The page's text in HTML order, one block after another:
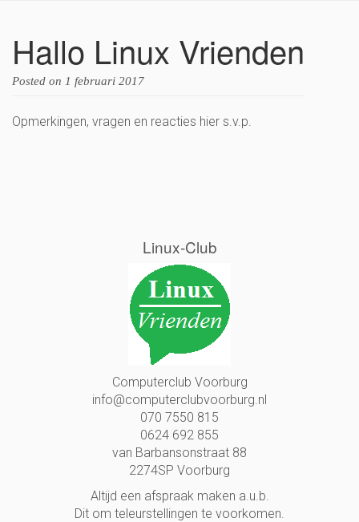
Hallo Linux Vrienden
Posted on 1 februari 2017
Opmerkingen, vragen en reacties hier s.v.p.
Linux-Club
Computerclub Voorburg
info@computerclubvoorburg.nl
070 7550 815
0624 692 855
van Barbansonstraat 88
2274SP Voorburg
Altijd een afspraak maken a.u.b.
Dit om teleurstellingen te voorkomen.